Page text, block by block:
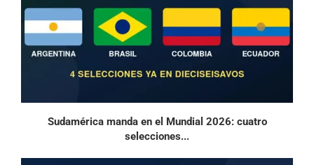
Sudamérica manda en el Mundial 2026: cuatro
selecciones...